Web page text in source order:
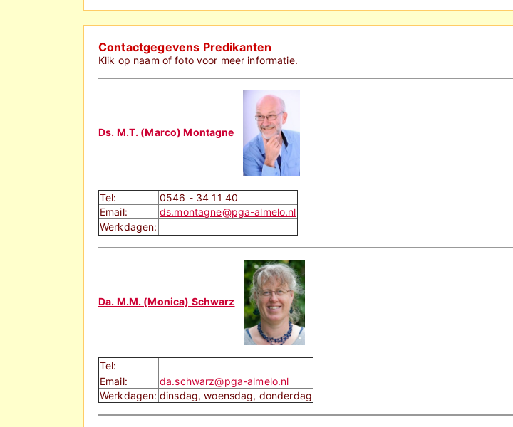
Contactgegevens Predikanten
Klik op naam of foto voor meer informatie.
Ds. M.T. (Marco) Montagne
Tel:
0546 - 34 11 40
Email:
ds.montagne@pga-almelo.nl
Werkdagen:
Da. M.M. (Monica) Schwarz
Tel:
Email:
da.schwarz@pga-almelo.nl
Werkdagen: dinsdag, woensdag, donderdag